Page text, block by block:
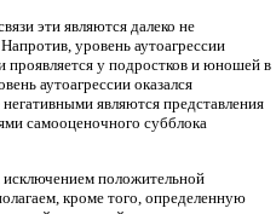
эти являются далеко не
уровень аутоагрессии
проявляется у подростков и юношей в
аутоагрессии оказался
являются представления
самооценочного субблока
исключением положительной
кроме того, определенную